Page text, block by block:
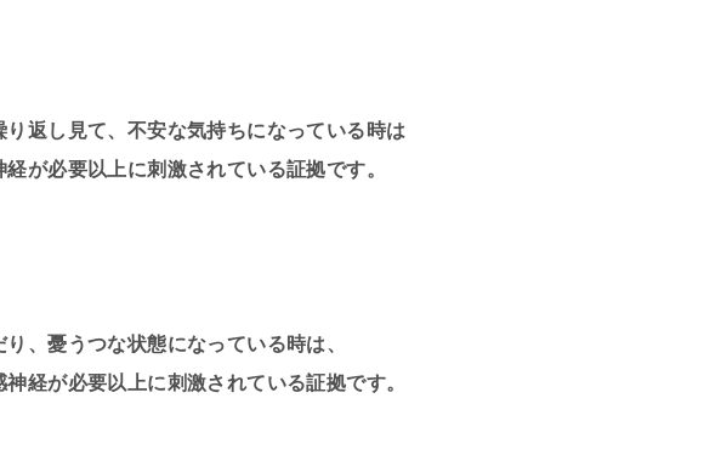
返し見て、不安な気持ちになっている時は
が必要以上に刺激されている証拠です。
、憂うつな状態になっている時は、
経が必要以上に刺激されている証拠です。